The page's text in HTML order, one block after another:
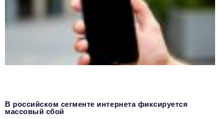
В российском сегменте интернета фиксируется
массовый сбой